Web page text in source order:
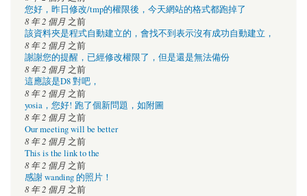
您好，昨日修改/tmp的權限後，今天網站的格式都跑掉了
8 年 2 個月 之前
該資料夾是程式自動建立的，會找不到表示沒有成功自動建立，
8 年 2 個月 之前
謝謝您的提醒，已經修改權限了，但是還是無法備份
8 年 2 個月 之前
這應該是D8 對吧，
8 年 2 個月 之前
yosia，您好! 跑了個新問題，如附圖
8 年 2 個月 之前
Our meeting will be better
8 年 2 個月 之前
This is the link to the
8 年 2 個月 之前
感謝 wanding 的照片！
8 年 2 個月 之前